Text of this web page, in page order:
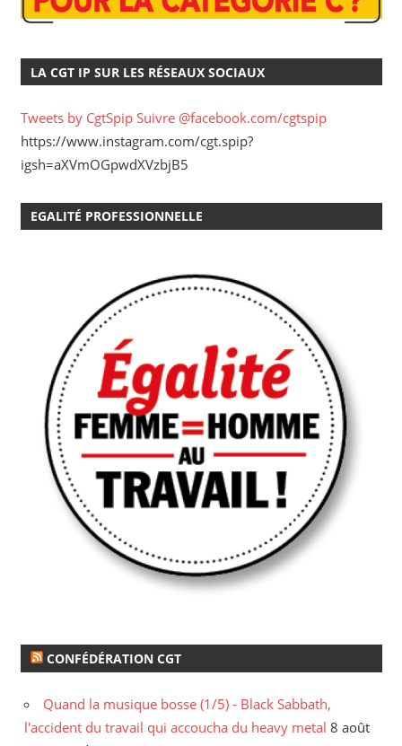
LA CGT IP SUR LES RÉSEAUX SOCIAUX
Tweets by CgtSpip Suivre @facebook.com/cgtspip
https://www.instagram.com/cgt.spip?
igsh=aXVmOGpwdXVzbjB5
EGALITÉ PROFESSIONNELLE
CONFÉDÉRATION CGT
Quand la musique bosse (1/5) - Black Sabbath,
l'accident du travail qui accoucha du heavy metal 8 août